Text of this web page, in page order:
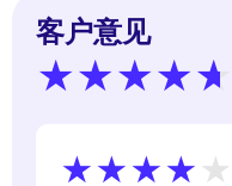
客户意见